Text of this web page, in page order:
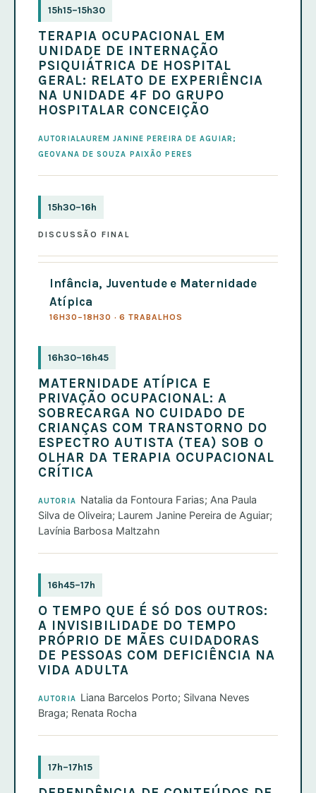
15h15–15h30
TERAPIA OCUPACIONAL EM
UNIDADE DE INTERNAÇÃO
PSIQUIÁTRICA DE HOSPITAL
GERAL: RELATO DE EXPERIÊNCIA
NA UNIDADE 4F DO GRUPO
HOSPITALAR CONCEIÇÃO
AUTORIALAUREM JANINE PEREIRA DE AGUIAR;
GEOVANA DE SOUZA PAIXÃO PERES
15h30–16h
DISCUSSÃO FINAL
Infância, Juventude e Maternidade
Atípica
16H30–18H30 · 6 TRABALHOS
16h30–16h45
MATERNIDADE ATÍPICA E
PRIVAÇÃO OCUPACIONAL: A
SOBRECARGA NO CUIDADO DE
CRIANÇAS COM TRANSTORNO DO
ESPECTRO AUTISTA (TEA) SOB O
OLHAR DA TERAPIA OCUPACIONAL
CRÍTICA
AUTORIA
Natalia da Fontoura Farias; Ana Paula
Silva de Oliveira; Laurem Janine Pereira de Aguiar;
Lavínia Barbosa Maltzahn
16h45–17h
O TEMPO QUE É SÓ DOS OUTROS:
A INVISIBILIDADE DO TEMPO
PRÓPRIO DE MÃES CUIDADORAS
DE PESSOAS COM DEFICIÊNCIA NA
VIDA ADULTA
AUTORIA
Liana Barcelos Porto; Silvana Neves
Braga; Renata Rocha
17h–17h15